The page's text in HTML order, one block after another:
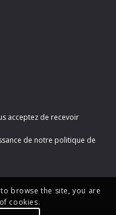
acceptez de recevoir
de notre politique de
browse the site, you are
cookies.